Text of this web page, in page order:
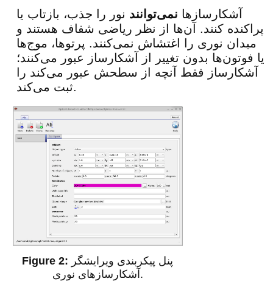
آشکارسازها نمی‌توانند نور را جذب، بازتاب یا
پراکنده کنند. آن‌ها از نظر ریاضی شفاف هستند و
میدان نوری را اغتشاش نمی‌کنند. پرتوها، موج‌ها
یا فوتون‌ها بدون تغییر از آشکارساز عبور می‌کنند؛
آشکارساز فقط آنچه از سطحش عبور می‌کند را
ثبت می‌کند.
پنل پیکربندی ویرایشگر
آشکارسازهای نوری.